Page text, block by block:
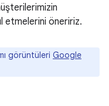
etmelerini öneririz.
görüntüleri Google